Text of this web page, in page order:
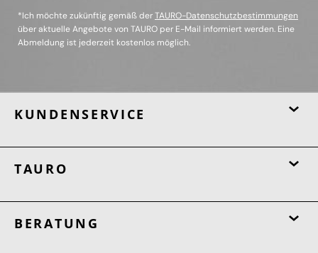
*Ich möchte zukünftig gemäß derTAURO-Datenschutzbestimmungen
über aktuelle Angebote von TAURO per E-Mail informiert werden. Eine
Abmeldung ist jederzeit kostenlos möglich.
KUNDENSERVICE
TAURO
BERATUNG